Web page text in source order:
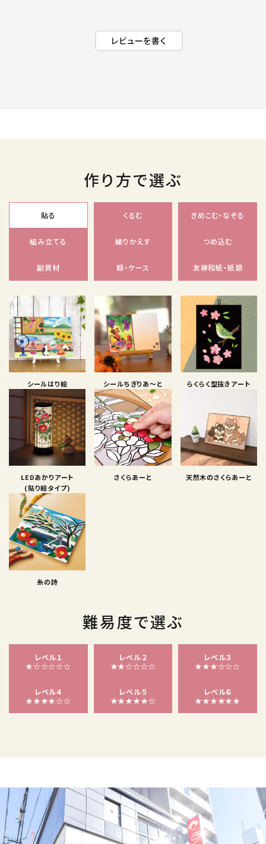
レビューを書く
作り方で選ぶ
貼る くるむ きめこむ・なぞる
組み立てる 繰りかえす つめ込む
副資材 額・ケース 友禅和紙・紙類
シールはり絵 シールちぎりあ〜と らくらく型抜きアート
LEDあかりアート
(貼り絵タイプ)
さくらあーと 天然木のさくらあーと
糸の詩
難易度で選ぶ
レベル１
★☆☆☆☆☆
レベル２
★★☆☆☆☆
レベル３
★★★☆☆☆
レベル４
★★★★☆☆
レベル５
★★★★★☆
レベル６
★★★★★★